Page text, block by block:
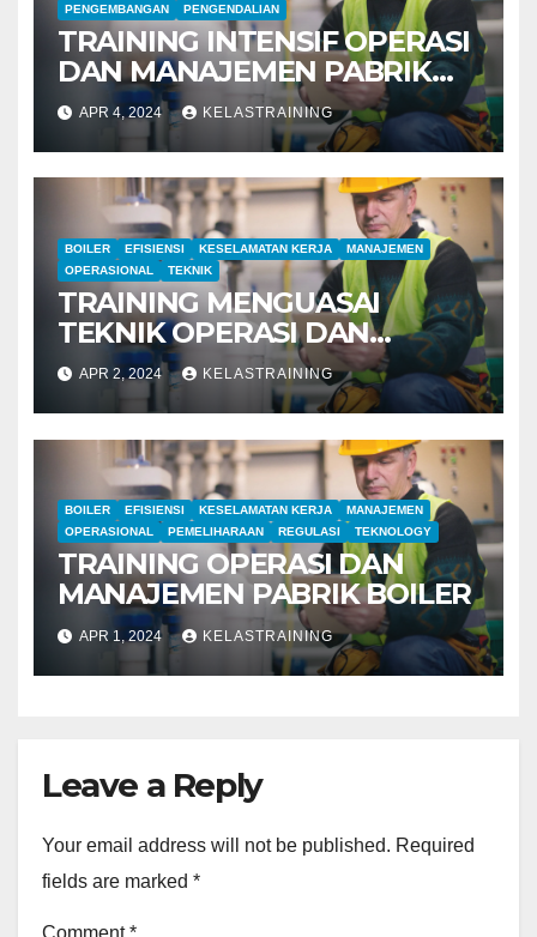
PENGEMBANGAN
PENGENDALIAN
TRAINING INTENSIF OPERASI
DAN MANAJEMEN PABRIK
BOILER
APR 4, 2024 KELASTRAINING
BOILER EFISIENSI KESELAMATAN KERJA
MANAJEMEN
OPERASIONAL
TEKNIK
TRAINING MENGUASAI
TEKNIK OPERASI DAN
MANAJEMEN PABRIK BOILER
APR 2, 2024 KELASTRAINING
BOILER EFISIENSI KESELAMATAN KERJA
MANAJEMEN
OPERASIONAL
PEMELIHARAAN REGULASI TEKNOLOGY
TRAINING OPERASI DAN
MANAJEMEN PABRIK BOILER
APR 1, 2024 KELASTRAINING
Leave a Reply
Your email address will not be published. Required
fields are marked *
Comment*